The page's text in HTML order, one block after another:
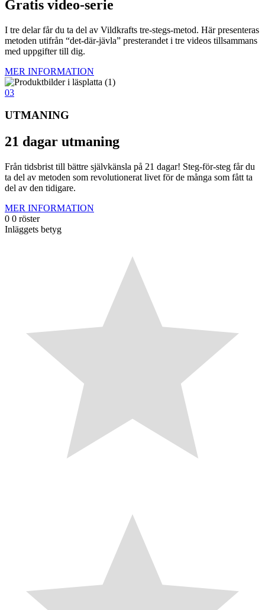
Gratis video-serie
I tre delar får du ta del av Vildkrafts tre-stegs-metod. Här presenteras
metoden utifrån “det-där-jävla” presterandet i tre videos tillsammans
med uppgifter till dig.
MER INFORMATION
03
UTMANING
21 dagar utmaning
Från tidsbrist till bättre självkänsla på 21 dagar! Steg-för-steg får du
ta del av metoden som revolutionerat livet för de många som fått ta
del av den tidigare.
MER INFORMATION
0 0 röster
Inläggets betyg